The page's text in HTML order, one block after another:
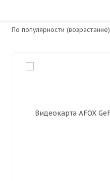
По популярности (возрастание)